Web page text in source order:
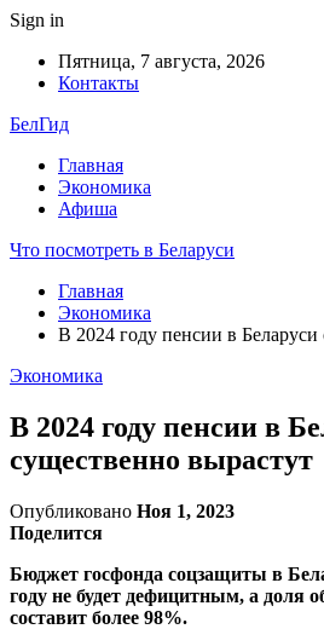
Sign in
Пятница, 7 августа, 2026
Контакты
БелГид
Главная
Экономика
Афиша
Что посмотреть в Беларуси
Главная
Экономика
В 2024 году пенсии в
Экономика
В 2024 году пенсии в
существенно вырастут
Опубликовано Ноя 1, 2023
Поделится
Бюджет госфонда соцзащиты в
году не будет дефицитным, а доля
составит более 98%.